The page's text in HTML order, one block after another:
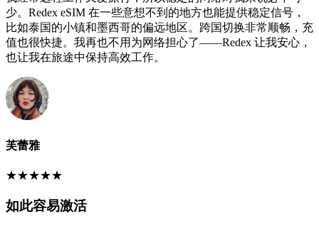
少。Redex eSIM 在一些意想不到的地方也能提供稳定信号，
比如泰国的小镇和墨西哥的偏远地区。跨国切换非常顺畅，充
值也很快捷。我再也不用为网络担心了——Redex 让我安心，
也让我在旅途中保持高效工作。
芙蕾雅
★★★★★
如此容易激活